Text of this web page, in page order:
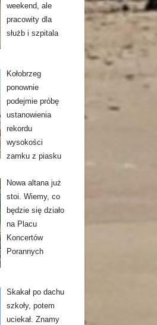
weekend, ale
pracowity dla
służb i szpitala
Kołobrzeg
ponownie
podejmie próbę
ustanowienia
rekordu
wysokości
zamku z piasku
Nowa altana już
stoi. Wiemy, co
będzie się działo
na Placu
Koncertów
Porannych
Skakał po dachu
szkoły, potem
uciekał. Znamy